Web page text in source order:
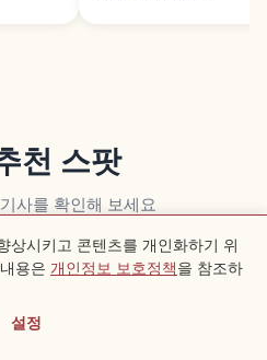
천 스팟
사를 확인해 보세요
여행 근처 스팟
상시키고 콘텐츠를 개인화하기 위
용은 개인정보 보호정책을 참조하
설정